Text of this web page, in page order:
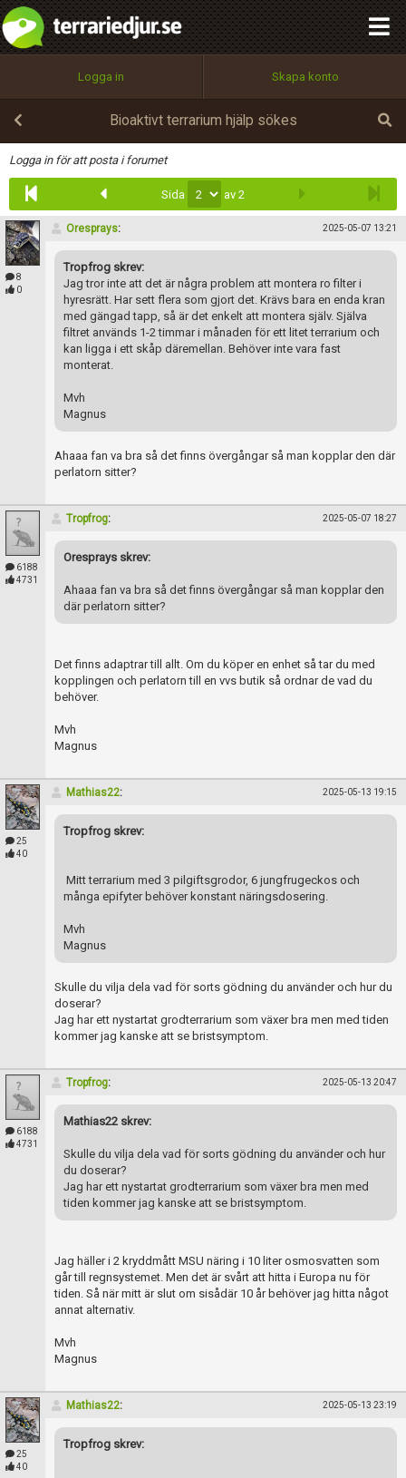
Logga in Skapa konto
Bioaktivt terrarium hjälp sökes
Logga in för att posta i forumet
Sida av 2
8
0
Oresprays: 2025-05-07 13:21
Tropfrog skrev:
Jag tror inte att det är några problem att montera ro filter i
hyresrätt. Har sett flera som gjort det. Krävs bara en enda kran
med gängad tapp, så är det enkelt att montera själv. Själva
filtret används 1-2 timmar i månaden för ett litet terrarium och
kan ligga i ett skåp däremellan. Behöver inte vara fast
monterat.
Mvh
Magnus
Ahaaa fan va bra så det finns övergångar så man kopplar den där
perlatorn sitter?
6188
4731
Tropfrog: 2025-05-07 18:27
Oresprays skrev:
Ahaaa fan va bra så det finns övergångar så man kopplar den
där perlatorn sitter?
Det finns adaptrar till allt. Om du köper en enhet så tar du med
kopplingen och perlatorn till en vvs butik så ordnar de vad du
behöver.
Mvh
Magnus
25
40
Mathias22: 2025-05-13 19:15
Tropfrog skrev:
Mitt terrarium med 3 pilgiftsgrodor, 6 jungfrugeckos och
många epifyter behöver konstant näringsdosering.
Mvh
Magnus
Skulle du vilja dela vad för sorts gödning du använder och hur du
doserar?
Jag har ett nystartat grodterrarium som växer bra men med tiden
kommer jag kanske att se bristsymptom.
6188
4731
Tropfrog: 2025-05-13 20:47
Mathias22 skrev:
Skulle du vilja dela vad för sorts gödning du använder och hur
du doserar?
Jag har ett nystartat grodterrarium som växer bra men med
tiden kommer jag kanske att se bristsymptom.
Jag häller i 2 kryddmått MSU näring i 10 liter osmosvatten som
går till regnsystemet. Men det är svårt att hitta i Europa nu för
tiden. Så när mitt är slut om sisådär 10 år behöver jag hitta något
annat alternativ.
Mvh
Magnus
25
40
Mathias22: 2025-05-13 23:19
Tropfrog skrev:
Infoga
Utför
100%
OK
integritetspolicy
Namn:
Epost:
Användarnamn:
Lösenord:
Privacy Policy
Terms of Service
Begär nytt lösenord
Tillbaka till förstasidan